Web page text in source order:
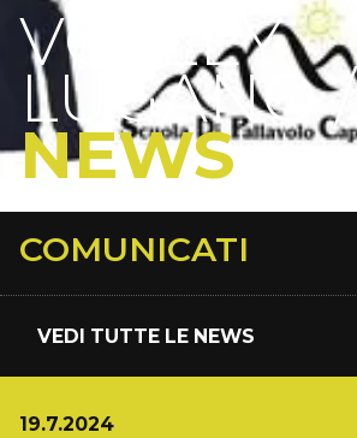
VOLLEY
LUGANO /
NEWS
COMUNICATI
VEDI TUTTE LE NEWS
19.7.2024